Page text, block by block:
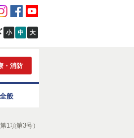
小 中 大
・消防
般
1項第3号）